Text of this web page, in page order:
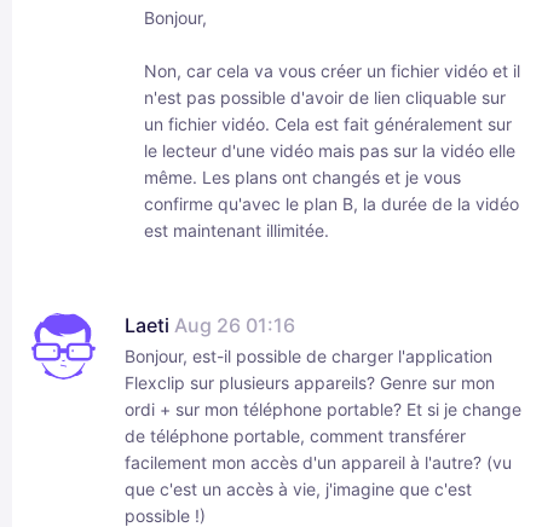
Bonjour,
Non, car cela va vous créer un fichier vidéo et il
n'est pas possible d'avoir de lien cliquable sur
un fichier vidéo. Cela est fait généralement sur
le lecteur d'une vidéo mais pas sur la vidéo elle
même. Les plans ont changés et je vous
confirme qu'avec le plan B, la durée de la vidéo
est maintenant illimitée.
Laeti Aug 26 01:16
Bonjour, est-il possible de charger l'application
Flexclip sur plusieurs appareils? Genre sur mon
ordi + sur mon téléphone portable? Et si je change
de téléphone portable, comment transférer
facilement mon accès d'un appareil à l'autre? (vu
que c'est un accès à vie, j'imagine que c'est
possible !)